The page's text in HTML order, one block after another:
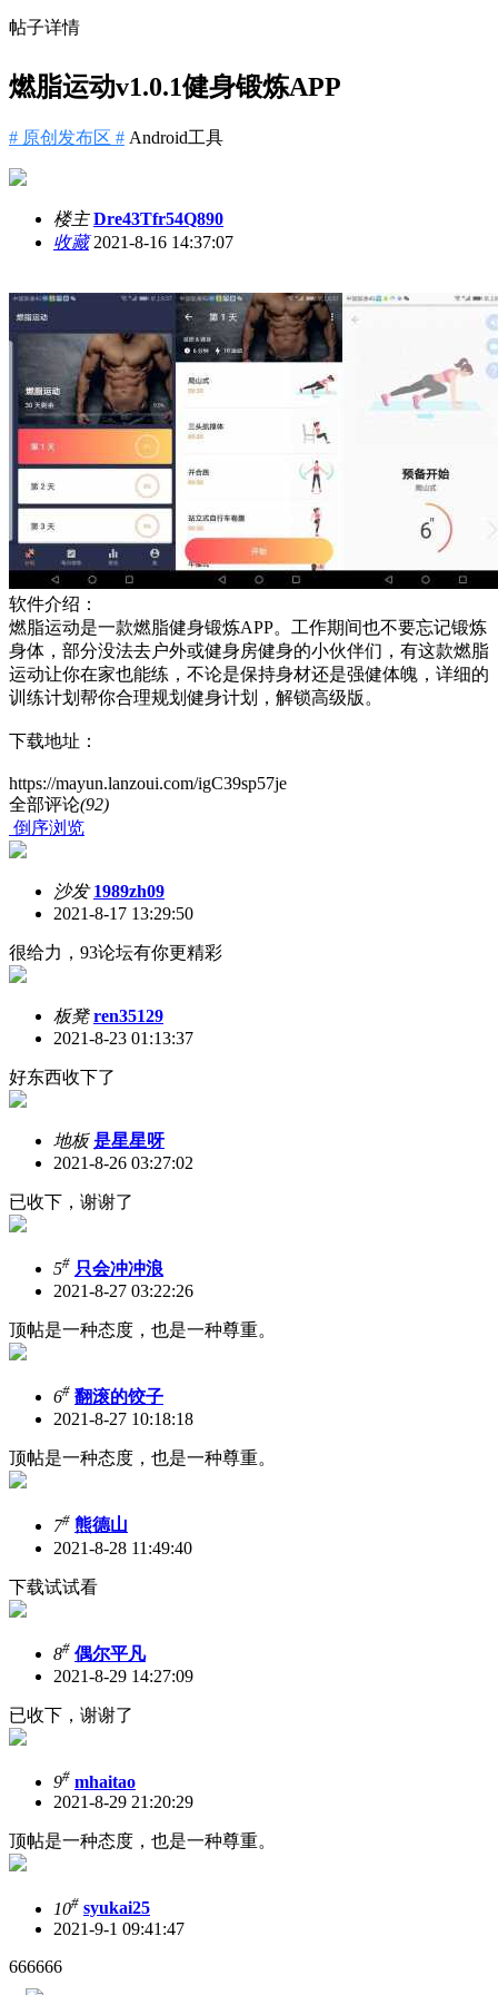
帖子详情
燃脂运动v1.0.1健身锻炼APP
# 原创发布区 # Android工具
楼主 Dre43Tfr54Q890
收藏2021-8-16 14:37:07
软件介绍：
燃脂运动是一款燃脂健身锻炼APP。工作期间也不要忘记锻炼
身体，部分没法去户外或健身房健身的小伙伴们，有这款燃脂
运动让你在家也能练，不论是保持身材还是强健体魄，详细的
训练计划帮你合理规划健身计划，解锁高级版。
下载地址：
https://mayun.lanzoui.com/igC39sp57je
全部评论(92)
倒序浏览
沙发 1989zh09
2021-8-17 13:29:50
很给力，93论坛有你更精彩
板凳 ren35129
2021-8-23 01:13:37
好东西收下了
地板 是星星呀
2021-8-26 03:27:02
已收下，谢谢了
5# 只会冲冲浪
2021-8-27 03:22:26
顶帖是一种态度，也是一种尊重。
6# 翻滚的饺子
2021-8-27 10:18:18
顶帖是一种态度，也是一种尊重。
7# 熊德山
2021-8-28 11:49:40
下载试试看
8# 偶尔平凡
2021-8-29 14:27:09
已收下，谢谢了
9# mhaitao
2021-8-29 21:20:29
顶帖是一种态度，也是一种尊重。
10# syukai25
2021-9-1 09:41:47
666666